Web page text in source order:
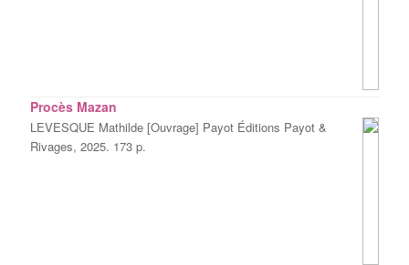
Procès Mazan
LEVESQUE Mathilde [Ouvrage] Payot Éditions Payot &
Rivages, 2025. 173 p.